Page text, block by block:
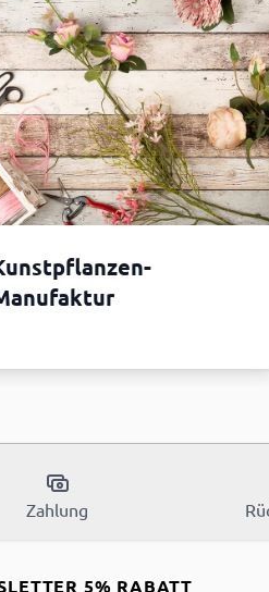
Zahlung
5% RABATT